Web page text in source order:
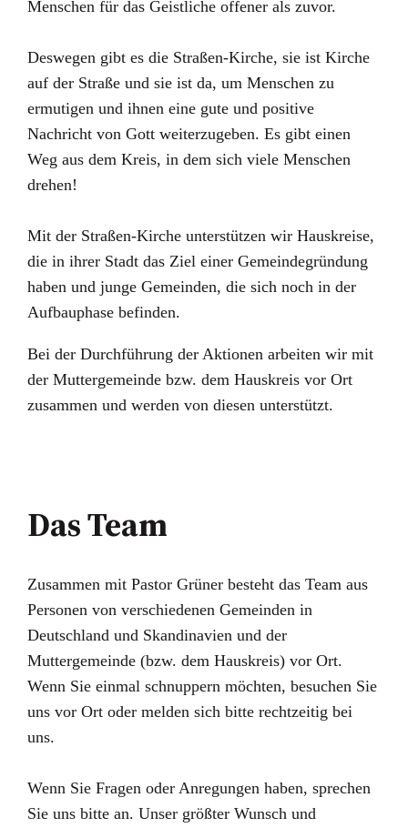
Menschen für das Geistliche offener als zuvor.
Deswegen gibt es die Straßen-Kirche, sie ist Kirche
auf der Straße und sie ist da, um Menschen zu
ermutigen und ihnen eine gute und positive
Nachricht von Gott weiterzugeben. Es gibt einen
Weg aus dem Kreis, in dem sich viele Menschen
drehen!
Mit der Straßen-Kirche unterstützen wir Hauskreise,
die in ihrer Stadt das Ziel einer Gemeindegründung
haben und junge Gemeinden, die sich noch in der
Aufbauphase befinden.
Bei der Durchführung der Aktionen arbeiten wir mit
der Muttergemeinde bzw. dem Hauskreis vor Ort
zusammen und werden von diesen unterstützt.
Das Team
Zusammen mit Pastor Grüner besteht das Team aus
Personen von verschiedenen Gemeinden in
Deutschland und Skandinavien und der
Muttergemeinde (bzw. dem Hauskreis) vor Ort.
Wenn Sie einmal schnuppern möchten, besuchen Sie
uns vor Ort oder melden sich bitte rechtzeitig bei
uns.
Wenn Sie Fragen oder Anregungen haben, sprechen
Sie uns bitte an. Unser größter Wunsch und